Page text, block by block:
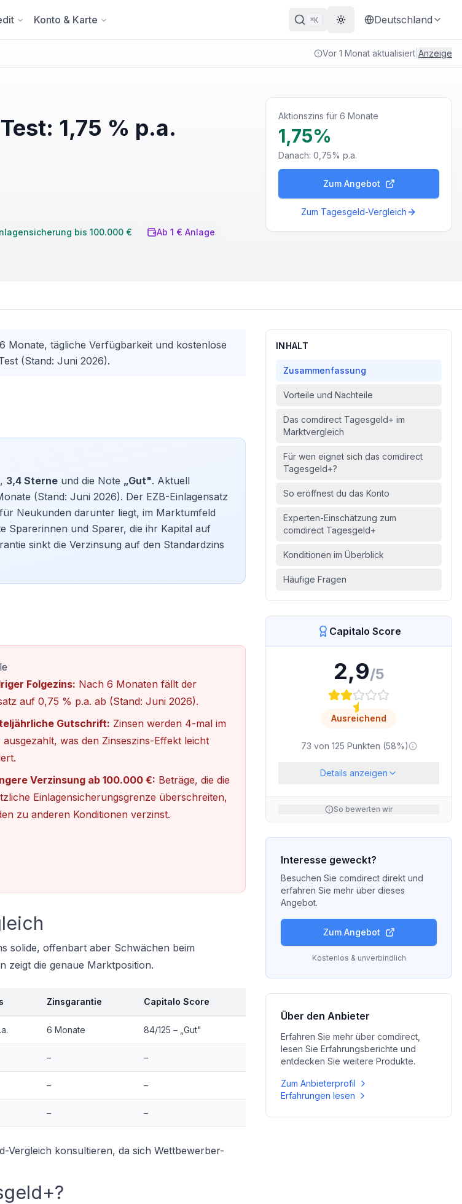
Konto & Karte ⌘K Theme wechseln
Deutschland
Vor 1 Monat aktualisiert Anzeige
1,75 % p.a.
bis 100.000 € Ab 1 € Anlage
Aktionszins für 6 Monate
1,75%
Danach: 0,75% p.a.
Zum Angebot
Zum Tagesgeld-Vergleich
Monate, tägliche Verfügbarkeit und kostenlose
(Stand: Juni 2026).
, 3,4 Sterne und die Note „Gut". Aktuell
(Stand: Juni 2026). Der EZB-Einlagensatz
Neukunden darunter liegt, im Marktumfeld
Sparerinnen und Sparer, die ihr Kapital auf
sinkt die Verzinsung auf den Standardzins
Folgezins: Nach 6 Monaten fällt der
auf 0,75 % p.a. ab (Stand: Juni 2026).
Gutschrift: Zinsen werden 4-mal im
was den Zinseszins-Effekt leicht
Verzinsung ab 100.000 €: Beträge, die die
Einlagensicherungsgrenze überschreiten,
zu anderen Konditionen verzinst.
solide, offenbart aber Schwächen beim
zeigt die genaue Marktposition.
Zinsgarantie Capitalo Score
6 Monate 84/125 – „Gut"
– –
– –
– –
Vergleich konsultieren, da sich Wettbewerber-
INHALT
Zusammenfassung
Vorteile und Nachteile
Das comdirect Tagesgeld+ im
Marktvergleich
Für wen eignet sich das comdirect
Tagesgeld+?
So eröffnest du das Konto
Experten-Einschätzung zum
comdirect Tagesgeld+
Konditionen im Überblick
Häufige Fragen
Capitalo Score
2,9/5
Ausreichend
73 von 125 Punkten (58%)
Details anzeigen
So bewerten wir
Interesse geweckt?
Besuchen Sie comdirect direkt und
erfahren Sie mehr über dieses
Angebot.
Zum Angebot
Kostenlos & unverbindlich
Über den Anbieter
Erfahren Sie mehr über comdirect
lesen Sie Erfahrungsberichte und
entdecken Sie weitere Produkte.
Zum Anbieterprofil
Erfahrungen lesen